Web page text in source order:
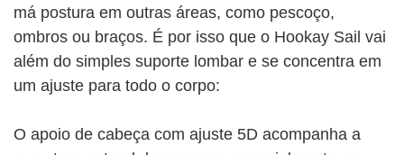
má postura em outras áreas, como pescoço,
ombros ou braços. É por isso que o Hookay Sail vai
além do simples suporte lombar e se concentra em
um ajuste para todo o corpo:
O apoio de cabeça com ajuste 5D acompanha a